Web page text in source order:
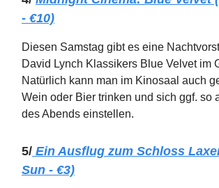
- €10)
Diesen Samstag gibt es eine
David Lynch Klassikers Blue Velvet im
Natürlich kann man im Kinosaal auch
Wein oder Bier trinken und sich ggf. so
des Abends einstellen.
5/ Ein Ausflug zum Schloss
Sun - €3)